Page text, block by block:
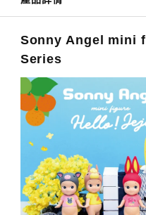
Sonny Angel mini
Series